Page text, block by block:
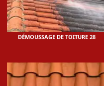
DÉMOUSSAGE DE TOITURE 28